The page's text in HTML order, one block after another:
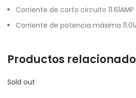
Corriente de corto circuito 11.61AMP
Corriente de potencia máxima
Productos
Sold out